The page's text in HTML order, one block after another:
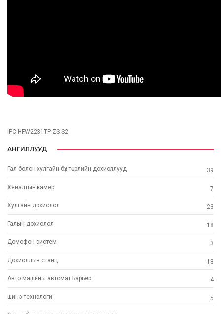
IPC-HFW2231TP-ZS-S2
АНГИЛЛУУД
Гал болон хулгайн бүх төрлийн дохиоллууд 39
Хяналтын камер 7
Хулгайн дохиолол 23
Галын дохиолол 18
Домофон систем 3
Дохиоллын станц 18
Авто машины автомат Барьер 4
шинэ технoлоги 5